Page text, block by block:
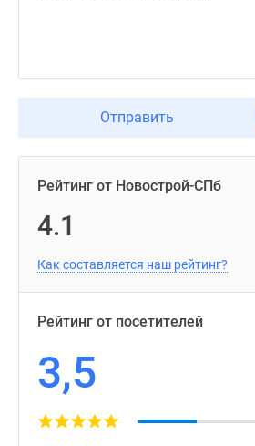
Отправить
Рейтинг от Новострой-СПб
4.1
Как составляется наш рейтинг?
Рейтинг от посетителей
3,5